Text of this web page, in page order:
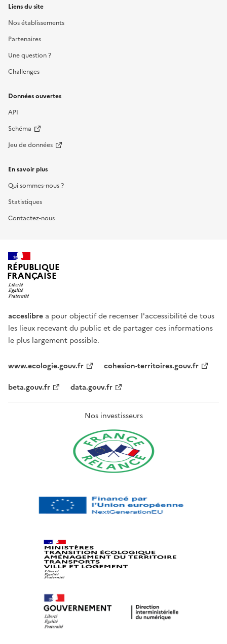
Liens du site
Nos établissements
Partenaires
Une question ?
Challenges
Données ouvertes
API
Schéma
Jeu de données
En savoir plus
Qui sommes-nous ?
Statistiques
Contactez-nous
RÉPUBLIQUE
FRANÇAISE
acceslibre a pour objectif de recenser l'accessibilité de tous
les lieux recevant du public et de partager ces informations
le plus largement possible.
www.ecologie.gouv.fr
cohesion-territoires.gouv.fr
beta.gouv.fr
data.gouv.fr
Nos investisseurs